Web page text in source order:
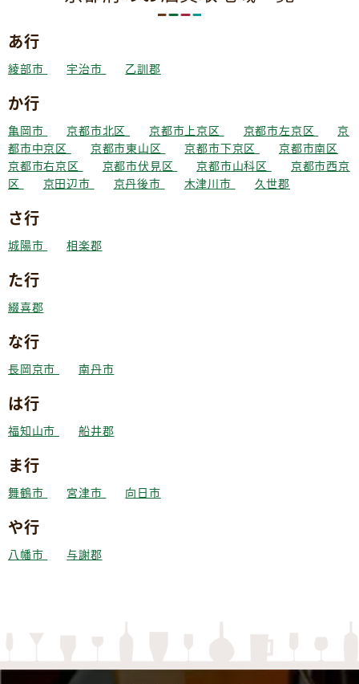
あ行
綾部市 宇治市 乙訓郡
か行
亀岡市 京都市北区 京都市上京区 京都市左京区
京
都市中京区
京都市東山区 京都市下京区
京都市南区
京都市右京区
京都市伏見区 京都市山科区
京都市西京
区
京田辺市 京丹後市 木津川市 久世郡
さ行
城陽市 相楽郡
た行
綴喜郡
な行
長岡京市 南丹市
は行
福知山市 船井郡
ま行
舞鶴市 宮津市 向日市
や行
八幡市 与謝郡